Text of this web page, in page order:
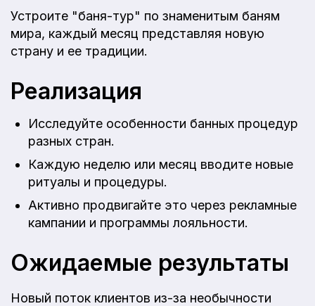
Устроите "баня-тур" по знаменитым баням
мира, каждый месяц представляя новую
страну и ее традиции.
Реализация
Исследуйте особенности банных процедур
разных стран.
Каждую неделю или месяц вводите новые
ритуалы и процедуры.
Активно продвигайте это через рекламные
кампании и программы лояльности.
Ожидаемые результаты
Новый поток клиентов из-за необычности